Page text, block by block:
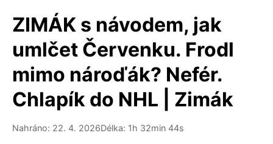
ZIMÁK s návodem, jak
umlčet Červenku. Frodl
mimo nároďák? Nefér.
Chlapík do NHL | Zimák
Nahráno: 22. 4. 2026Délka: 1h 32min 44s